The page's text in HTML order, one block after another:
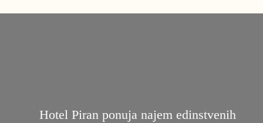
Hotel Piran ponuja najem edinstvenih